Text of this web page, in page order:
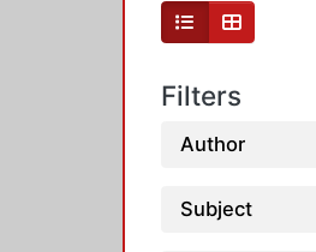
Filters
Author
Subject